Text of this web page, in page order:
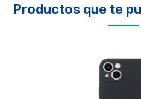
Productos que te